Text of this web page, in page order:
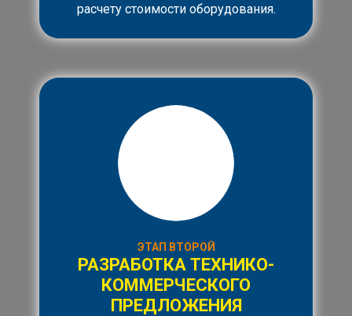
расчету стоимости оборудования.
ЭТАП ВТОРОЙ
РАЗРАБОТКА ТЕХНИКО-
КОММЕРЧЕСКОГО
ПРЕДЛОЖЕНИЯ